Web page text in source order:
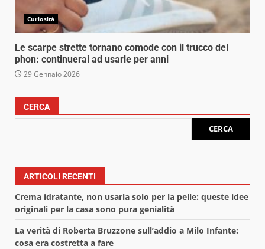
Curiosità
Le scarpe strette tornano comode con il trucco del
phon: continuerai ad usarle per anni
29 Gennaio 2026
CERCA
CERCA
ARTICOLI RECENTI
Crema idratante, non usarla solo per la pelle: queste idee
originali per la casa sono pura genialità
La verità di Roberta Bruzzone sull’addio a Milo Infante:
cosa era costretta a fare